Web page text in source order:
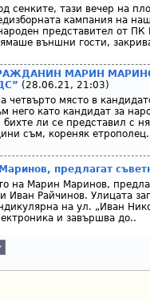
сенките, тази вечер на
кампания на
представител от
външни гости,
МАРИН
(28.06.21, 21:03)
четвърто място в
него като кандидат за
ли се представил с
съм, кореняк
предлагат
на Марин Маринов,
Иван Райчинов. Улицата
на ул. „Иван
и завършва до..